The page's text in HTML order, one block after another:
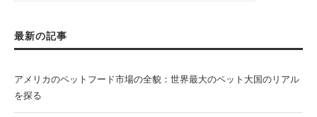
最新の記事
アメリカのペットフード市場の全貌：世界最大のペット大国のリアル
を探る